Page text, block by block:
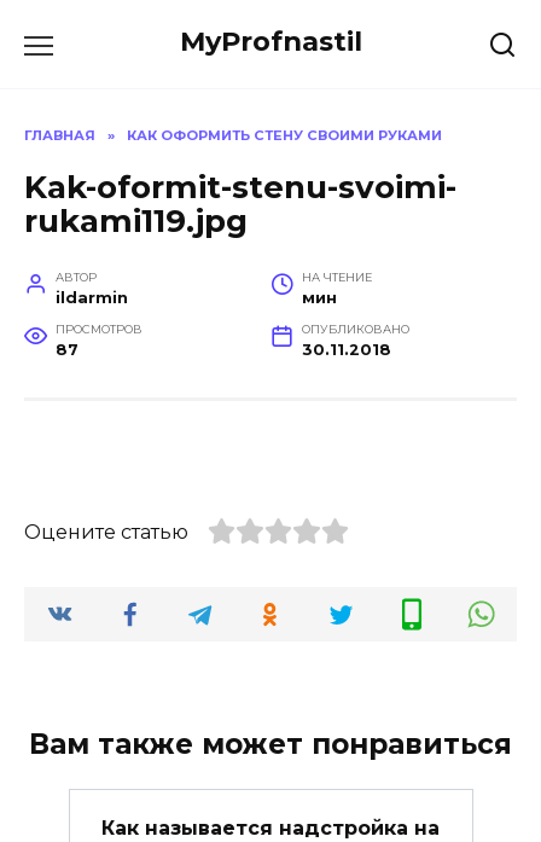
MyProfnastil
ГЛАВНАЯ » КАК ОФОРМИТЬ СТЕНУ СВОИМИ РУКАМИ
Kak-oformit-stenu-svoimi-
rukami119.jpg
АВТОР
ildarmin
НА ЧТЕНИЕ
мин
ПРОСМОТРОВ
87
ОПУБЛИКОВАНО
30.11.2018
Оцените статью
Вам также может понравиться
Как называется надстройка на